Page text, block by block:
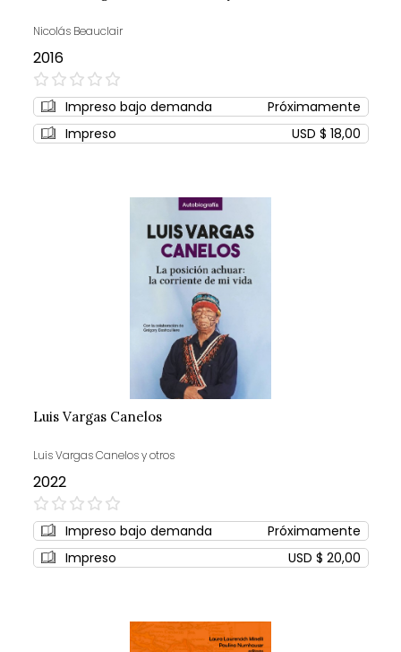
Nicolás Beauclair
2016
0%
Impreso bajo demanda
Próximamente
Impreso
USD $ 18,00
Luis Vargas Canelos
Luis Vargas Canelos y otros
2022
0%
Impreso bajo demanda
Próximamente
Impreso
USD $ 20,00